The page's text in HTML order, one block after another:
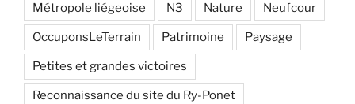
Métropole liégeoise N3 Nature Neufcour
OccuponsLeTerrain Patrimoine Paysage
Petites et grandes victoires
Reconnaissance du site du Ry-Ponet